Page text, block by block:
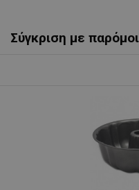
Σύγκριση με